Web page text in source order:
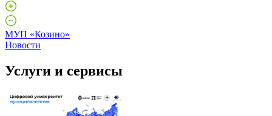
МУП «Козино»
Новости
Услуги и сервисы